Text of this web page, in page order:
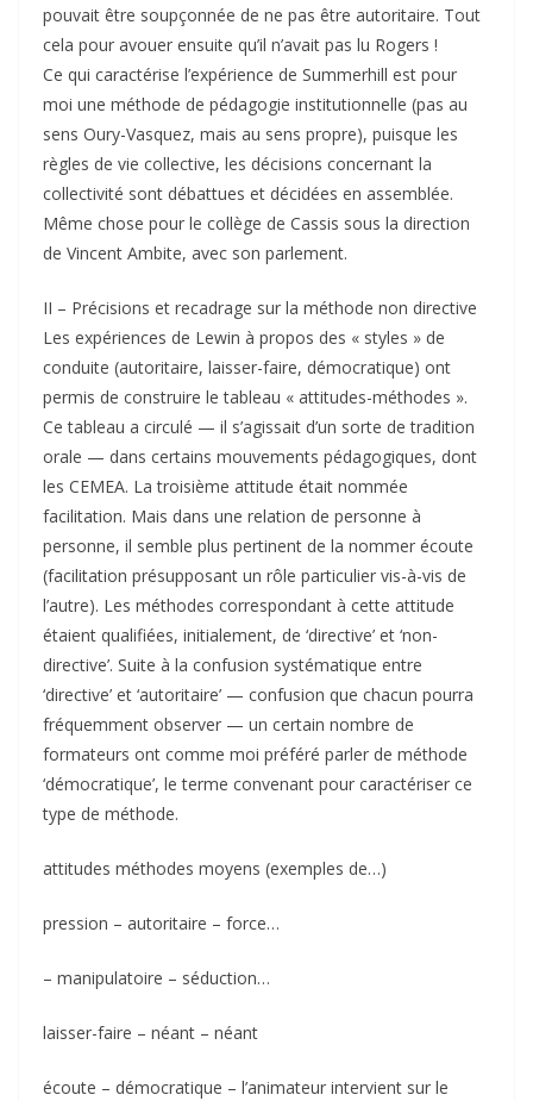
pouvait être soupçonnée de ne pas être autoritaire. Tout
cela pour avouer ensuite qu’il n’avait pas lu Rogers !
Ce qui caractérise l’expérience de Summerhill est pour
moi une méthode de pédagogie institutionnelle (pas au
sens Oury-Vasquez, mais au sens propre), puisque les
règles de vie collective, les décisions concernant la
collectivité sont débattues et décidées en assemblée.
Même chose pour le collège de Cassis sous la direction
de Vincent Ambite, avec son parlement.
II – Précisions et recadrage sur la méthode non directive
Les expériences de Lewin à propos des « styles » de
conduite (autoritaire, laisser-faire, démocratique) ont
permis de construire le tableau « attitudes-méthodes ».
Ce tableau a circulé — il s’agissait d’un sorte de tradition
orale — dans certains mouvements pédagogiques, dont
les CEMEA. La troisième attitude était nommée
facilitation. Mais dans une relation de personne à
personne, il semble plus pertinent de la nommer écoute
(facilitation présupposant un rôle particulier vis-à-vis de
l’autre). Les méthodes correspondant à cette attitude
étaient qualifiées, initialement, de ‘directive’ et ‘non-
directive’. Suite à la confusion systématique entre
‘directive’ et ‘autoritaire’ — confusion que chacun pourra
fréquemment observer — un certain nombre de
formateurs ont comme moi préféré parler de méthode
‘démocratique’, le terme convenant pour caractériser ce
type de méthode.
attitudes méthodes moyens (exemples de…)
pression – autoritaire – force…
– manipulatoire – séduction…
laisser-faire – néant – néant
écoute – démocratique – l’animateur intervient sur le